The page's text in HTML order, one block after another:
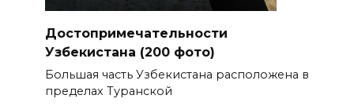
Достопримечательности
Узбекистана (200 фото)
Большая часть Узбекистана расположена в
пределах Туранской